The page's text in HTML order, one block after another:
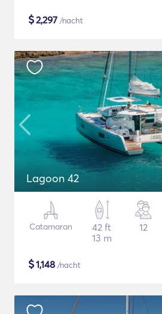
$2,297 /nacht
Lagoon 42
Catamaran
42 ft
13 m
12
$1,148 /nacht